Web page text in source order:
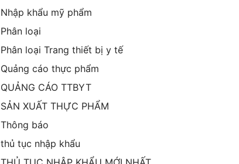
Nhập khẩu mỹ phẩm
Phân loại
Phân loại Trang thiết bị y tế
Quảng cáo thực phẩm
QUẢNG CÁO TTBYT
SẢN XUẤT THỰC PHẨM
Thông báo
thủ tục nhập khẩu